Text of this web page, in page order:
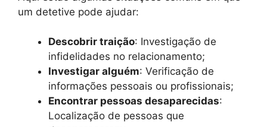
um detetive pode ajudar:
Descobrir traição: Investigação de
infidelidades no relacionamento;
Investigar alguém: Verificação de
informações pessoais ou profissionais;
Encontrar pessoas desaparecidas:
Localização de pessoas que